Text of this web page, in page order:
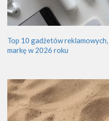
Top 10 gadżetów
markę w 2026 roku